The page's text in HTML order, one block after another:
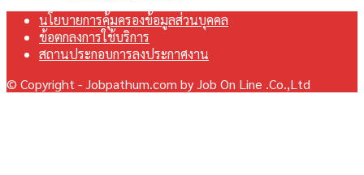
นโยบายการคุ้มครองข้อมูลส่วนบุคคล
ข้อตกลงการใช้บริการ
สถานประกอบการลงประกาศงาน
© Copyright - Jobpathum.com by Job On Line .Co.,Ltd